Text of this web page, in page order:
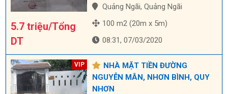
5.7 triệu/Tổng
DT
Quảng Ngãi, Quảng Ngãi
100 m2 (20m x 5m)
08:31, 07/03/2020
NHÀ MẶT TIỀN ĐƯỜNG
NGUYỄN MÂN, NHƠN BÌNH, QUY
NHƠN